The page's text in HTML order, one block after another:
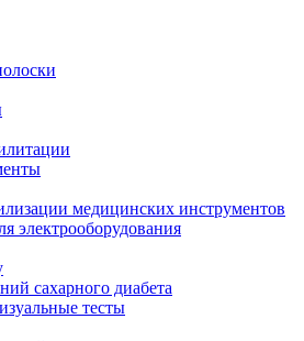
медицинских инструментов
электрооборудования
сахарного диабета
тесты